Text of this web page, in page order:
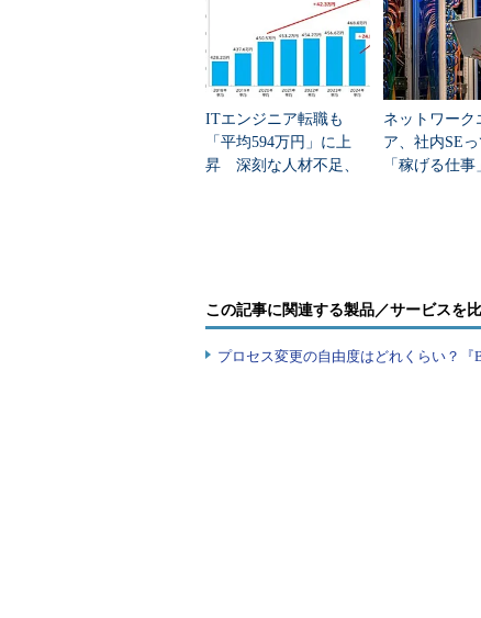
れる傾向が見られる。Webサイト
職者が多いが、採用企業にとって
なく経歴書に反映させるよう心掛
【モバイル業界】引き続き
中途採用市場において、モバイ
採用は、他業界と比較すると、転
ィット感を重視する傾向がある
るため、企業が求める人物像とミ
エンジニア
ITエンジニア転職も
「平均594万円」に上
昇 深刻な人材不足、
ネットワーク
ア、社内SE
「稼げる仕
この記事に関連する製品／サービスを
プロセス変更の自由度はどれくらい？『